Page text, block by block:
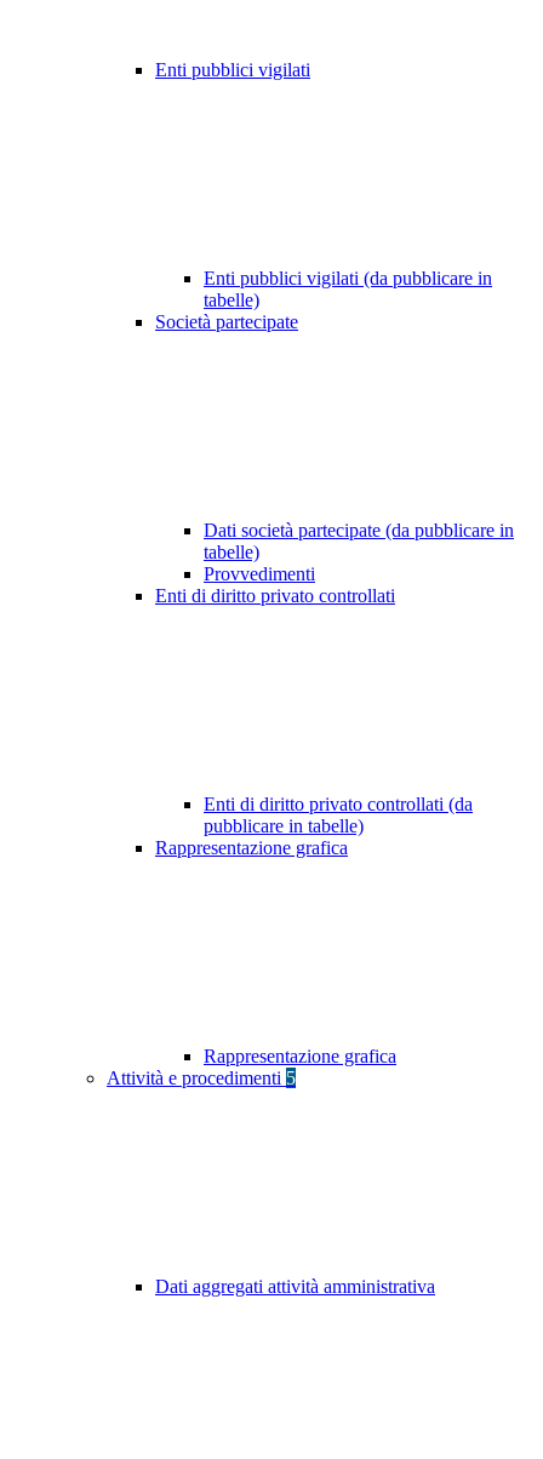
Enti pubblici vigilati
Enti pubblici vigilati (da pubblicare in
tabelle)
Società partecipate
Dati società partecipate (da pubblicare in
tabelle)
Provvedimenti
Enti di diritto privato controllati
Enti di diritto privato controllati (da
pubblicare in tabelle)
Rappresentazione grafica
Rappresentazione grafica
Attività e procedimenti 5
Dati aggregati attività amministrativa